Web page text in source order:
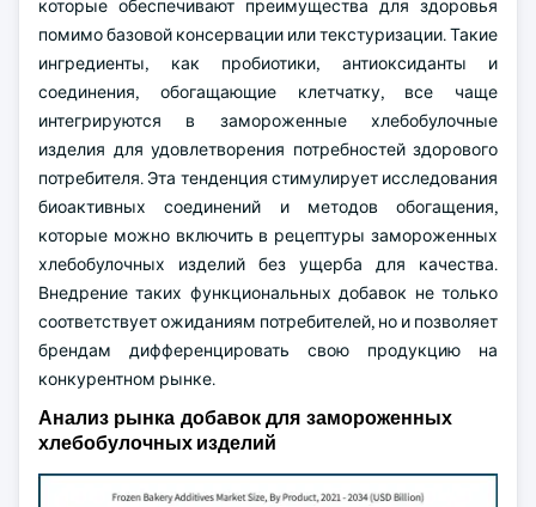
которые обеспечивают преимущества для здоровья
помимо базовой консервации или текстуризации. Такие
ингредиенты, как пробиотики, антиоксиданты и
соединения, обогащающие клетчатку, все чаще
интегрируются в замороженные хлебобулочные
изделия для удовлетворения потребностей здорового
потребителя. Эта тенденция стимулирует исследования
биоактивных соединений и методов обогащения,
которые можно включить в рецептуры замороженных
хлебобулочных изделий без ущерба для качества.
Внедрение таких функциональных добавок не только
соответствует ожиданиям потребителей, но и позволяет
брендам дифференцировать свою продукцию на
конкурентном рынке.
Анализ рынка добавок для замороженных
хлебобулочных изделий